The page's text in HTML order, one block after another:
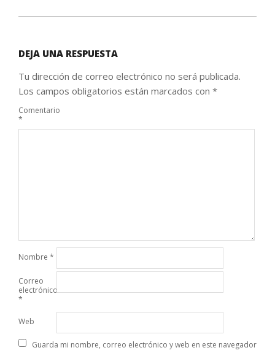
DEJA UNA RESPUESTA
Tu dirección de correo electrónico no será publicada.
Los campos obligatorios están marcados con *
Comentario
*
Nombre *
Correo
electrónico
*
Web
Guarda mi nombre, correo electrónico y web en este navegador